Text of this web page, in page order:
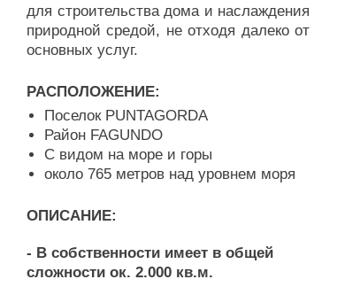
для строительства дома и наслаждения
природной средой, не отходя далеко от
основных услуг.
РАСПОЛОЖЕНИЕ:
Поселок PUNTAGORDA
Район FAGUNDO
C видом на море и горы
около 765 метров над уровнем моря
ОПИСАНИЕ:
- В собственности имеет в общей
сложности ок. 2.000 кв.м.